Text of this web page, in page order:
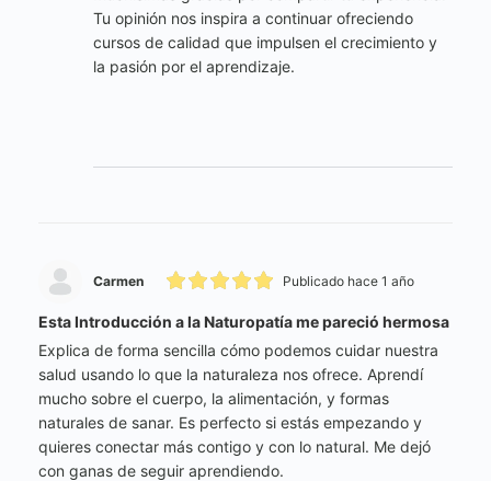
Tu opinión nos inspira a continuar ofreciendo
cursos de calidad que impulsen el crecimiento y
la pasión por el aprendizaje.
Carmen Publicado hace 1 año
Esta Introducción a la Naturopatía me pareció hermosa
Explica de forma sencilla cómo podemos cuidar nuestra
salud usando lo que la naturaleza nos ofrece. Aprendí
mucho sobre el cuerpo, la alimentación, y formas
naturales de sanar. Es perfecto si estás empezando y
quieres conectar más contigo y con lo natural. Me dejó
con ganas de seguir aprendiendo.